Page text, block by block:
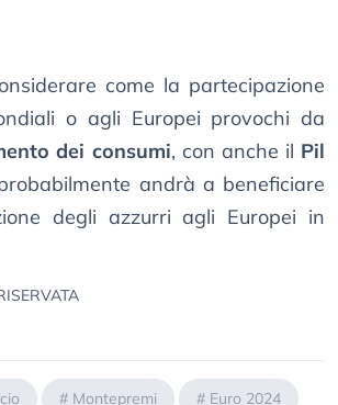
come la partecipazione
o agli Europei provochi da
dei consumi, con anche il Pil
andrà a beneficiare
degli azzurri agli Europei in
# Montepremi # Euro 2024